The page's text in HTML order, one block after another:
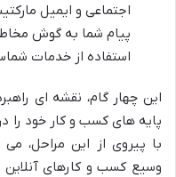
اجتماعی و ایمیل
پیام شما به گوش
استفاده از خدمات
این چهار گام، نقشه ای
پایه های کسب و کار خود را
با پیروی از این مراحل،
وسیع کسب و کارهای